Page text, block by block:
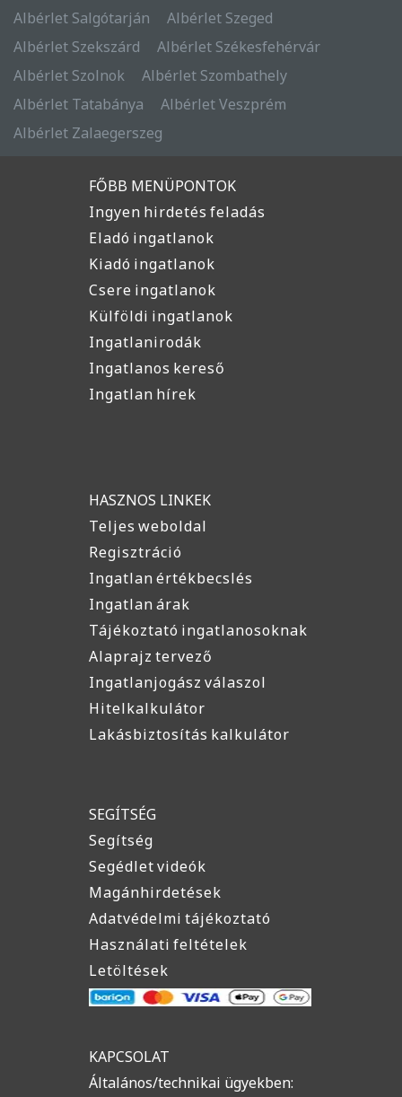
Albérlet Salgótarján
Albérlet Szeged
Albérlet Szekszárd
Albérlet Székesfehérvár
Albérlet Szolnok
Albérlet Szombathely
Albérlet Tatabánya
Albérlet Veszprém
Albérlet Zalaegerszeg
FŐBB MENÜPONTOK
Ingyen hirdetés feladás
Eladó ingatlanok
Kiadó ingatlanok
Csere ingatlanok
Külföldi ingatlanok
Ingatlanirodák
Ingatlanos kereső
Ingatlan hírek
HASZNOS LINKEK
Teljes weboldal
Regisztráció
Ingatlan értékbecslés
Ingatlan árak
Tájékoztató ingatlanosoknak
Alaprajz tervező
Ingatlanjogász válaszol
Hitelkalkulátor
Lakásbiztosítás kalkulátor
SEGÍTSÉG
Segítség
Segédlet videók
Magánhirdetések
Adatvédelmi tájékoztató
Használati feltételek
Letöltések
KAPCSOLAT
Általános/technikai ügyekben: